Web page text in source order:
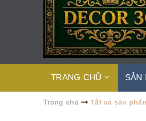
TRANG CHỦ SẢN
Trang chủ Tất cả sản